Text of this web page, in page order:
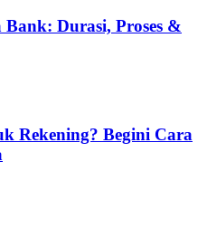
Durasi, Proses &
Rekening? Begini Cara